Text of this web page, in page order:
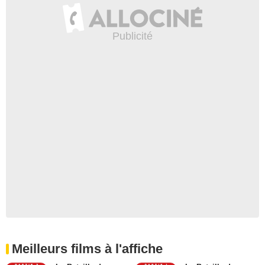
Meilleurs films à l'affiche